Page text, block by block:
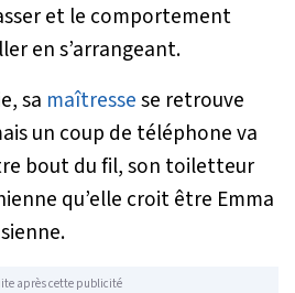
et le comportement
en s’arrangeant.
sa maîtressese retrouve
un coup de téléphone va
bout du fil, son toiletteur
qu’elle croit être Emma
après cette publicité